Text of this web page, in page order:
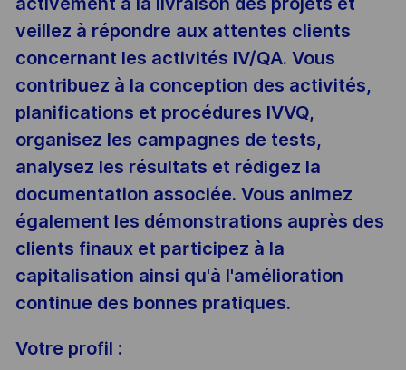
veillez à répondre aux attentes clients
concernant les activités IV/QA. Vous
contribuez à la conception des activités,
planifications et procédures IVVQ,
organisez les campagnes de tests,
analysez les résultats et rédigez la
documentation associée. Vous animez
également les démonstrations auprès des
clients finaux et participez à la
capitalisation ainsi qu'à l'amélioration
continue des bonnes pratiques.
Votre profil :